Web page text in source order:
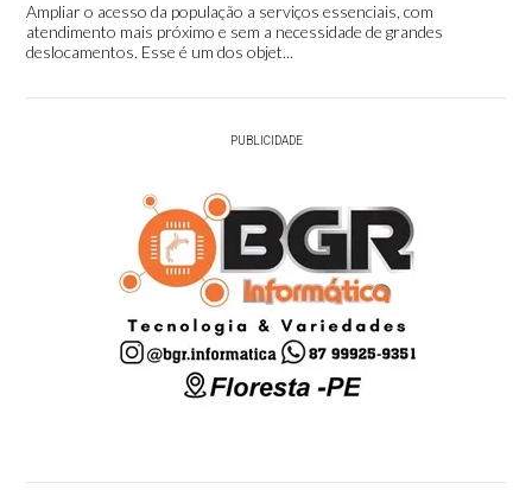
Ampliar o acesso da população a serviços essenciais, com
atendimento mais próximo e sem a necessidade de grandes
deslocamentos. Esse é um dos objet...
PUBLICIDADE